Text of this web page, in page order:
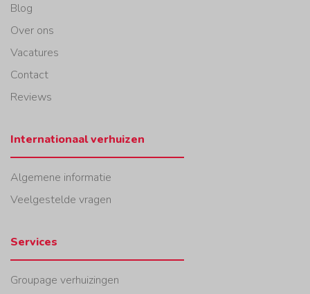
Blog
Over ons
Vacatures
Contact
Reviews
Internationaal verhuizen
Algemene informatie
Veelgestelde vragen
Services
Groupage verhuizingen